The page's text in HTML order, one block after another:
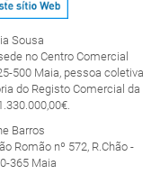
Sousa
no Centro Comercial
500 Maia, pessoa coletiva
do Registo Comercial da
Barros
Romão nº 572, R.Chão -
365 Maia